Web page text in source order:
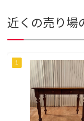
近くの売り場